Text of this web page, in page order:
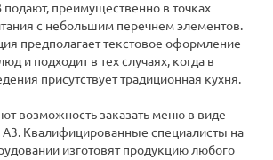
преимущественно в точках
с небольшим перечнем элементов.
предполагает текстовое оформление
и подходит в тех случаях, когда в
присутствует традиционная кухня.
возможность заказать меню в виде
А3. Квалифицированные специалисты на
изготовят продукцию любого